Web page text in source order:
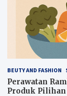
BEUTY AND FASHION
Perawatan
Produk Pilihan